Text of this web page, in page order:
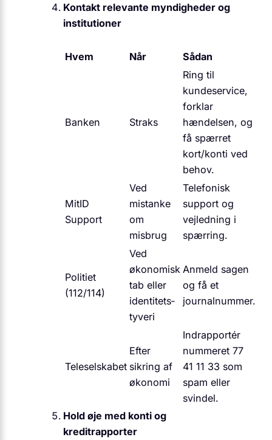
Kontakt relevante myndigheder og
institutioner
Hvem Når Sådan
Banken Straks
Ring til
kundeservice,
forklar
hændelsen, og
få spærret
kort/konti ved
behov.
MitID
Support
Ved
mistanke
om
misbrug
Telefonisk
support og
vejledning i
spærring.
Politiet
(112/114)
Ved
økonomisk
tab eller
identitets­
tyveri
Anmeld sagen
og få et
journalnummer.
Teleselskabet
Efter
sikring af
økonomi
Indrapportér
nummeret 77
41 11 33 som
spam eller
svindel.
Hold øje med konti og
kreditrapporter